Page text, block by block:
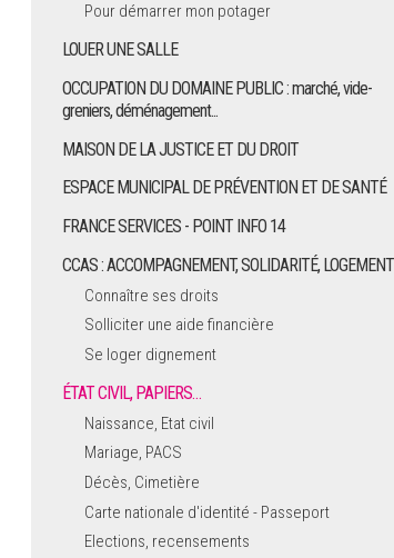
Pour démarrer mon potager
LOUER UNE SALLE
OCCUPATION DU DOMAINE PUBLIC : marché, vide-
greniers, déménagement...
MAISON DE LA JUSTICE ET DU DROIT
ESPACE MUNICIPAL DE PRÉVENTION ET DE SANTÉ
FRANCE SERVICES - POINT INFO 14
CCAS : ACCOMPAGNEMENT, SOLIDARITÉ, LOGEMENT
Connaître ses droits
Solliciter une aide financière
Se loger dignement
ÉTAT CIVIL, PAPIERS…
Naissance, Etat civil
Mariage, PACS
Décès, Cimetière
Carte nationale d'identité - Passeport
Elections, recensements